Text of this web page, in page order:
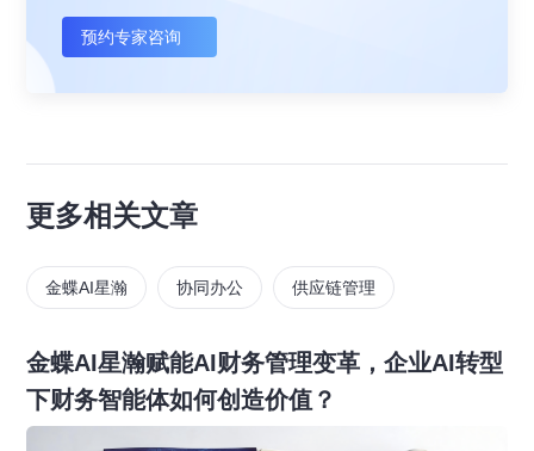
预约专家咨询
更多相关文章
金蝶AI星瀚 协同办公 供应链管理
金蝶AI星瀚赋能AI财务管理变革，企业AI转型
下财务智能体如何创造价值？